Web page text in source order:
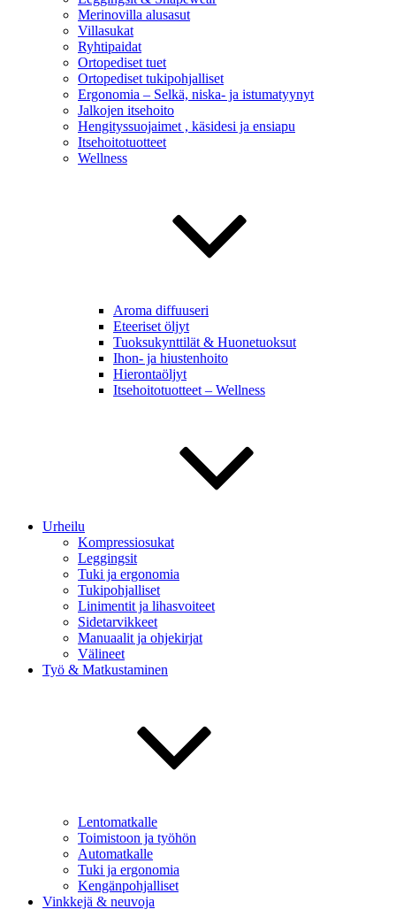
Merinovilla alusasut
Villasukat
Ryhtipaidat
Ortopediset tuet
Ortopediset tukipohjalliset
Ergonomia – Selkä, niska- ja istumatyynyt
Jalkojen itsehoito
Hengityssuojaimet , käsidesi ja ensiapu
Itsehoitotuotteet
Wellness
Aroma diffuuseri
Eteeriset öljyt
Tuoksukynttilät & Huonetuoksut
Ihon- ja hiustenhoito
Hierontaöljyt
Itsehoitotuotteet – Wellness
Urheilu
Kompressiosukat
Leggingsit
Tuki ja ergonomia
Tukipohjalliset
Linimentit ja lihasvoiteet
Sidetarvikkeet
Manuaalit ja ohjekirjat
Välineet
Työ & Matkustaminen
Lentomatkalle
Toimistoon ja työhön
Automatkalle
Tuki ja ergonomia
Kengänpohjalliset
Vinkkejä & neuvoja